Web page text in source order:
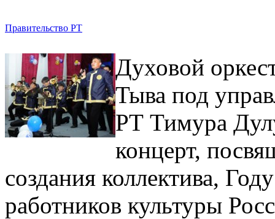
Правительство РТ
Духовой
Тыва под
РТ Тимура
концерт,
создания коллектива,
работников культуры